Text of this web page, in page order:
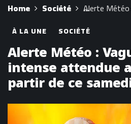
Home Société Alerte Météo
À LA UNE SOCIÉTÉ
Alerte Météo :
intense attendue
partir de ce